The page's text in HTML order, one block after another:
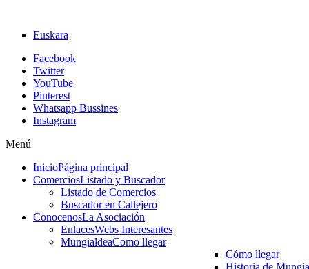
Euskara
Facebook
Twitter
YouTube
Pinterest
Whatsapp Bussines
Instagram
Menú
InicioPágina principal
ComerciosListado y Buscador
Listado de Comercios
Buscador en Callejero
ConocenosLa Asociación
EnlacesWebs Interesantes
MungialdeaComo llegar
Cómo llegar
Historia de Mungia